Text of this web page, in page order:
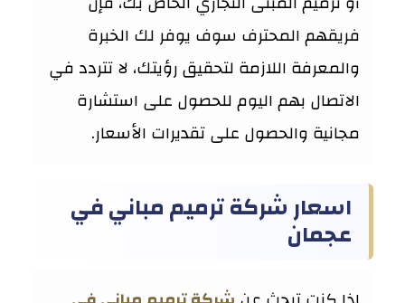
فريقهم المحترف سوف يوفر لك الخبرة
والمعرفة اللازمة لتحقيق رؤيتك، لا تتردد في
الاتصال بهم اليوم للحصول على استشارة
مجانية والحصول على تقديرات الأسعار.
اسعار شركة ترميم مباني في
عجمان